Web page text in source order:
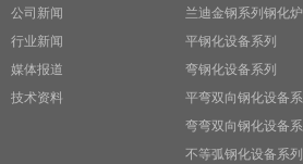
公司新闻
行业新闻
媒体报道
技术资料
兰迪金钢系列钢化炉
平钢化设备系列
弯钢化设备系列
平弯双向钢化设备
弯弯双向钢化设备
不等弧钢化设备系列